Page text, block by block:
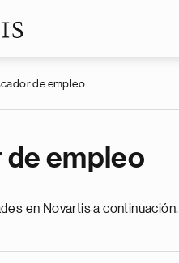
de empleo
de empleo
en Novartis a continuación.